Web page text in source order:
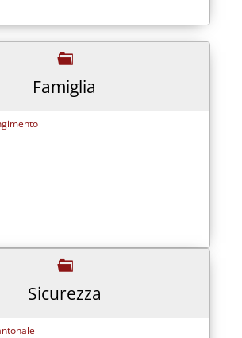
Famiglia
Sicurezza